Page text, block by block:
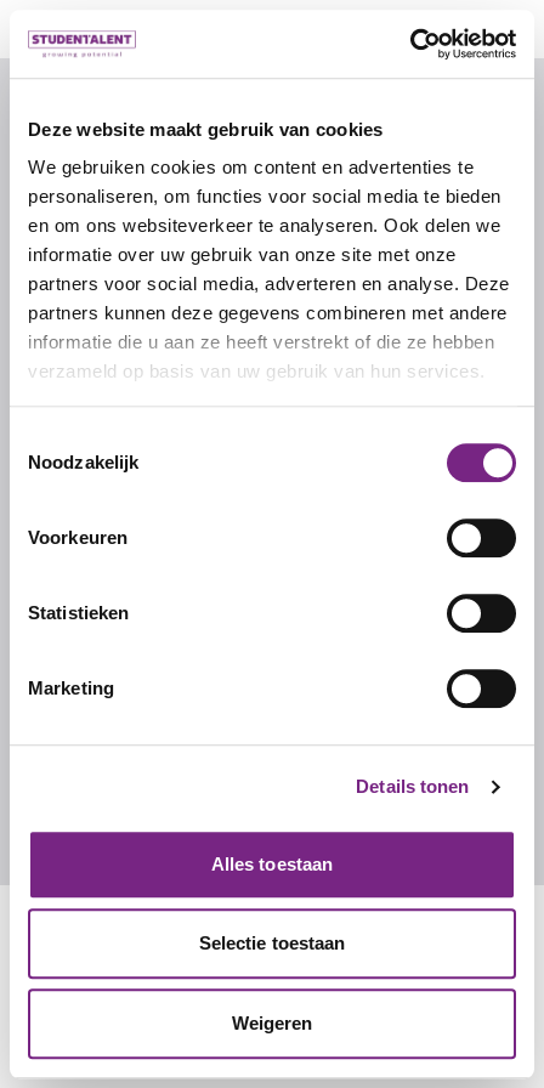
Deze website maakt gebruik van cookies
We gebruiken cookies om content en advertenties te
personaliseren, om functies voor social media te bieden
en om ons websiteverkeer te analyseren. Ook delen we
informatie over uw gebruik van onze site met onze
partners voor social media, adverteren en analyse. Deze
partners kunnen deze gegevens combineren met andere
informatie die u aan ze heeft verstrekt of die ze hebben
verzameld op basis van uw gebruik van hun services.
Noodzakelijk
Voorkeuren
Statistieken
Marketing
Details tonen
Alles toestaan
Selectie toestaan
Weigeren
© 2026 door studentalent.nl
IK ZOEK WERK
Inschrijven als uitzendkracht
IK ZOEK PERSONEEL
Inschrijven als werkgever
STUDENTALENT
010 270 7090